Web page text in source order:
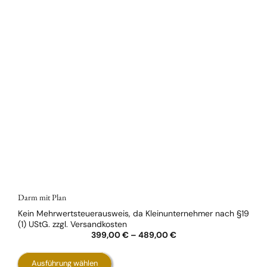
Darm mit Plan
399,00€– 489,00€
Kein Mehrwertsteuerausweis, da Kleinunternehmer nach §19
(1) UStG. zzgl. Versandkosten
Ausführung wählen
Dieses